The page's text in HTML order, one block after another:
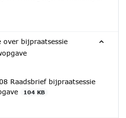
over bijpraatsessie
Raadsbrief bijpraatsessie
104 KB